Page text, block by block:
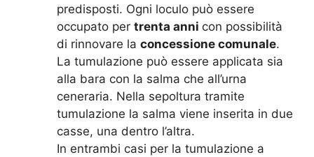
predisposti. Ogni loculo può essere
occupato per trenta anni con possibilità
di rinnovare la concessione comunale.
La tumulazione può essere applicata sia
alla bara con la salma che all’urna
ceneraria. Nella sepoltura tramite
tumulazione la salma viene inserita in due
casse, una dentro l’altra.
In entrambi casi per la tumulazione a